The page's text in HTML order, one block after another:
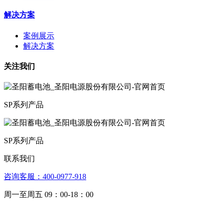
解决方案
案例展示
解决方案
关注我们
SP系列产品
SP系列产品
联系我们
咨询客服：4­00­­-09­77-­918
周一至周五 09：00-18：00